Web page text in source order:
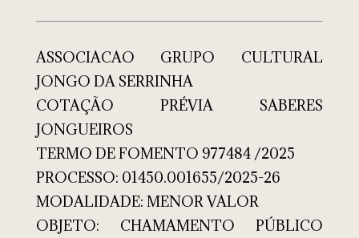
ASSOCIACAO GRUPO CULTURAL
JONGO DA SERRINHA
COTAÇÃO PRÉVIA SABERES
JONGUEIROS
TERMO DE FOMENTO 977484 /2025
PROCESSO: 01450.001655/2025-26
MODALIDADE: MENOR VALOR
OBJETO: CHAMAMENTO PÚBLICO